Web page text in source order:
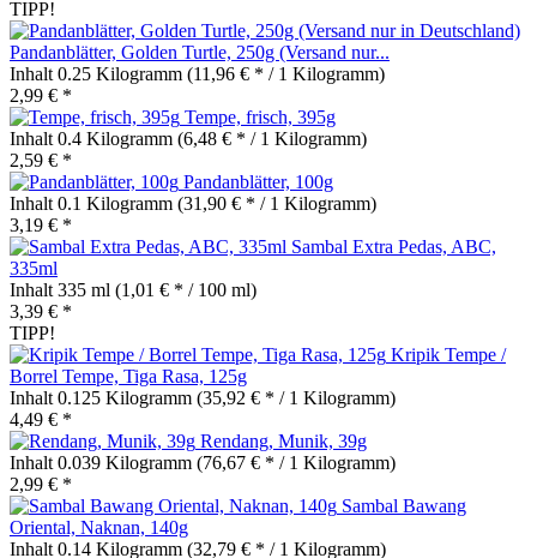
TIPP!
Pandanblätter, Golden Turtle, 250g (Versand nur...
Inhalt 0.25 Kilogramm (11,96 € * / 1 Kilogramm)
2,99 € *
Tempe, frisch, 395g
Inhalt 0.4 Kilogramm (6,48 € * / 1 Kilogramm)
2,59 € *
Pandanblätter, 100g
Inhalt 0.1 Kilogramm (31,90 € * / 1 Kilogramm)
3,19 € *
Sambal Extra Pedas, ABC,
335ml
Inhalt 335 ml (1,01 € * / 100 ml)
3,39 € *
TIPP!
Kripik Tempe /
Borrel Tempe, Tiga Rasa, 125g
Inhalt 0.125 Kilogramm (35,92 € * / 1 Kilogramm)
4,49 € *
Rendang, Munik, 39g
Inhalt 0.039 Kilogramm (76,67 € * / 1 Kilogramm)
2,99 € *
Sambal Bawang
Oriental, Naknan, 140g
Inhalt 0.14 Kilogramm (32,79 € * / 1 Kilogramm)